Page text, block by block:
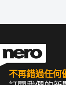
不再錯過任何